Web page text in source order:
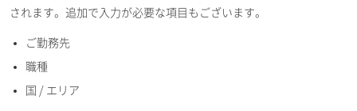
E-mailアドレス（半角英数）
されます。追加で入力が必要な項目もございます。
ご勤務先
職種
国 / エリア